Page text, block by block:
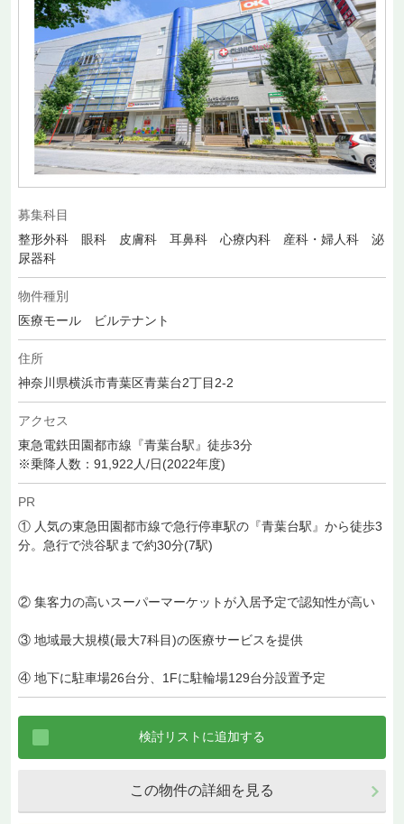
募集科目
整形外科 眼科 皮膚科 耳鼻科 心療内科 産科・婦人科 泌
尿器科
物件種別
医療モール ビルテナント
住所
神奈川県横浜市青葉区青葉台2丁目2-2
アクセス
東急電鉄田園都市線『青葉台駅』徒歩3分
※乗降人数：91,922人/日(2022年度)
PR
① 人気の東急田園都市線で急行停車駅の『青葉台駅』から徒歩3
分。急行で渋谷駅まで約30分(7駅)
② 集客力の高いスーパーマーケットが入居予定で認知性が高い
③ 地域最大規模(最大7科目)の医療サービスを提供
④ 地下に駐車場26台分、1Fに駐輪場129台分設置予定
この物件の詳細を見る